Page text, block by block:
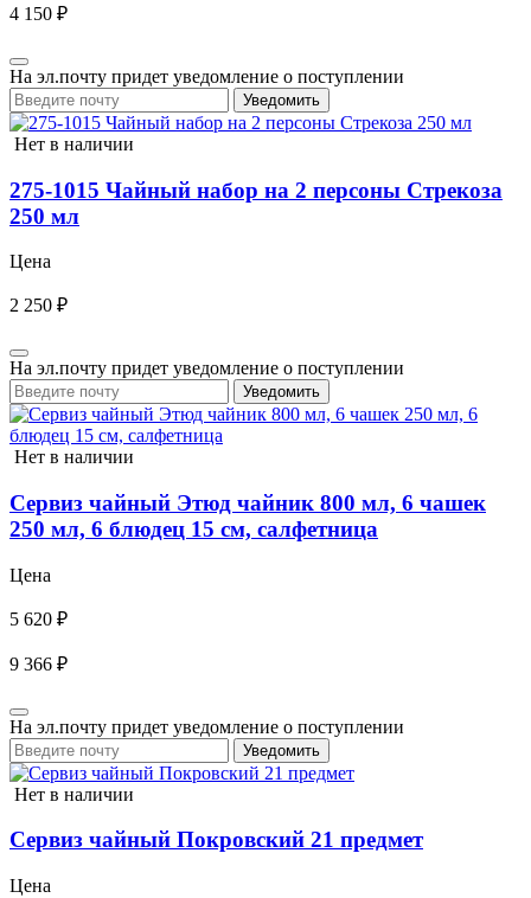
4 150 ₽
На эл.почту придет уведомление о поступлении
Уведомить
Нет в наличии
275-1015 Чайный набор на 2 персоны Стрекоза
250 мл
Цена
2 250 ₽
На эл.почту придет уведомление о поступлении
Уведомить
Нет в наличии
Сервиз чайный Этюд чайник 800 мл, 6 чашек
250 мл, 6 блюдец 15 см, салфетница
Цена
5 620 ₽
9 366 ₽
На эл.почту придет уведомление о поступлении
Уведомить
Нет в наличии
Сервиз чайный Покровский 21 предмет
Цена